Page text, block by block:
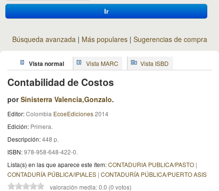
Ir
Búsqueda avanzada Más populares Sugerencias de compra
Vista normal Vista MARC Vista ISBD
Contabilidad de Costos
porSinisterra Valencia,Gonzalo.
Editor:Colombia EcoeEdiciones2014
Edición: Primera.
Descripción:448 p.
ISBN:978-958-648-422-0.
Lista(s) en las que aparece este ítem:CONTADURIA PUBLICA/PASTO |
CONTADURÍA PÚBLICA/IPIALES | CONTADURÍA PÚBLICA/PUERTO ASIS
valoración media: 0.0 (0 votos)